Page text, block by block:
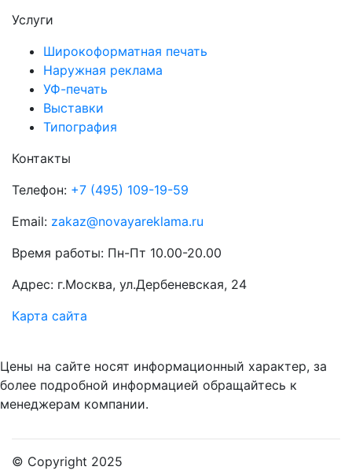
Услуги
Широкоформатная печать
Наружная реклама
УФ-печать
Выставки
Типография
Контакты
Телефон: +7 (495) 109-19-59
Email: zakaz@novayareklama.ru
Время работы: Пн-Пт 10.00-20.00
Адрес: г.Москва, ул.Дербеневская, 24
Карта сайта
Цены на сайте носят информационный характер, за
более подробной информацией обращайтесь к
менеджерам компании.
© Copyright 2025